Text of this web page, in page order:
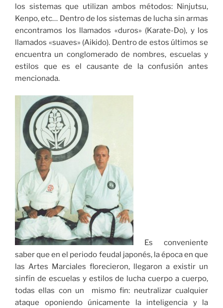
los sistemas que utilizan ambos métodos: Ninjutsu,
Kenpo, etc… Dentro de los sistemas de lucha sin armas
encontramos los llamados «duros» (Karate-Do), y los
llamados «suaves» (Aikido). Dentro de estos últimos se
encuentra un conglomerado de nombres, escuelas y
estilos que es el causante de la confusión antes
mencionada.
Es conveniente
saber que en el periodo feudal japonés, la época en que
las Artes Marciales florecieron, llegaron a existir un
sinfín de escuelas y estilos de lucha cuerpo a cuerpo,
todas ellas con un mismo fin: neutralizar cualquier
ataque oponiendo únicamente la inteligencia y la